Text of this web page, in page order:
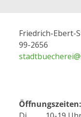
Friedrich-Ebert-
99-2656
stadtbuecherei@
Öffnungszeiten: